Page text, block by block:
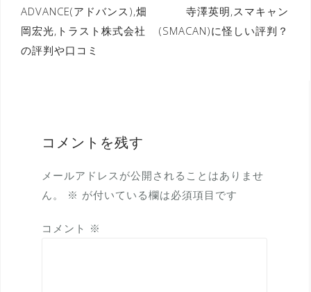
投
稿
ナ
ADVANCE(アドバンス),畑
岡宏光,トラスト株式会社
の評判や口コミ
寺澤英明,スマキャン
(SMACAN)に怪しい評判？
コメントを残す
メールアドレスが公開されることはありませ
ん。
※ が付いている欄は必須項目です
コメント ※